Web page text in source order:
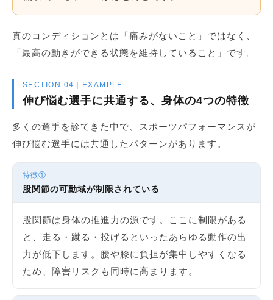
真のコンディションとは「痛みがないこと」ではなく、
「最高の動きができる状態を維持していること」です。
SECTION 04｜EXAMPLE
伸び悩む選手に共通する、身体の4つの特徴
多くの選手を診てきた中で、スポーツパフォーマンスが
伸び悩む選手には共通したパターンがあります。
特徴①
股関節の可動域が制限されている
股関節は身体の推進力の源です。ここに制限がある
と、走る・蹴る・投げるといったあらゆる動作の出
力が低下します。腰や膝に負担が集中しやすくなる
ため、障害リスクも同時に高まります。